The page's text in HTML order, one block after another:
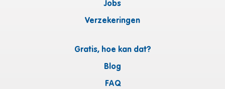
Jobs
Verzekeringen
Gratis, hoe kan dat?
Blog
FAQ